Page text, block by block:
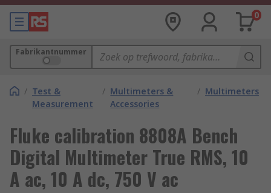
0
Fabrikantnummer
/ Test &
Measurement
/ Multimeters &
Accessories
/ Multimeters
Fluke calibration 8808A Bench
Digital Multimeter True RMS, 10
A ac, 10 A dc, 750 V ac